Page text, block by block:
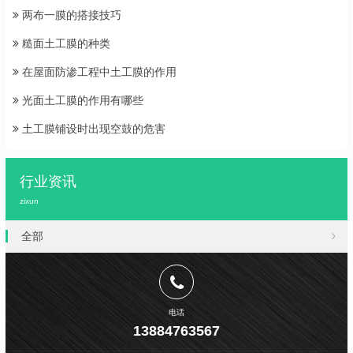
两布一膜的搭接技巧
糙面土工膜的种类
在屋面防渗工程中土工膜的作用
光面土工膜的作用有哪些
土工膜铺设时出现空鼓的危害
行业资讯
zixun
全部
电话
13884763567